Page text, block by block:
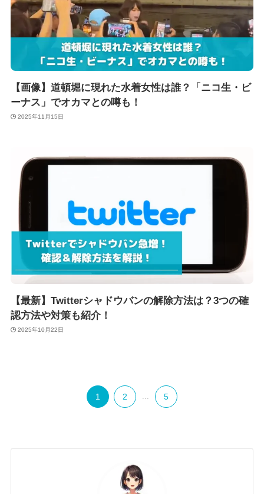
【画像】道頓堀に現れた水着女性は誰？「ニコ生・ビ
ーナス」でオカマとの噂も！
2025年11月15日
【最新】Twitterシャドウバンの解除方法は？3つの確
認方法や対策も紹介！
2025年10月22日
1 2 5